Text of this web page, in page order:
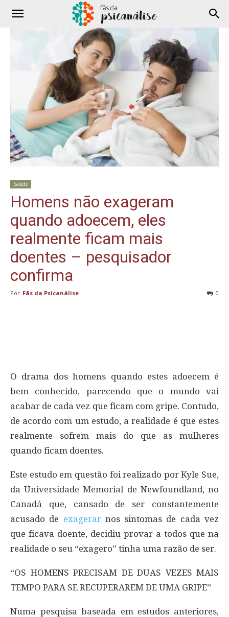
Saúde
Homens não exageram
quando adoecem, eles
realmente ficam mais
doentes – pesquisador
confirma
Por Fãs da Psicanálise - 0
O drama dos homens quando estes adoecem é
bem conhecido, parecendo que o mundo vai
acabar de cada vez que ficam com gripe. Contudo,
de acordo com um estudo, a realidade é que estes
realmente sofrem mais do que as mulheres
quando ficam doentes.
Este estudo em questão foi realizado por Kyle Sue,
da Universidade Memorial de Newfoundland, no
Canadá que, cansado de ser constantemente
acusado de exagerarnos sintomas de cada vez
que ficava doente, decidiu provar a todos que na
realidade o seu “exagero” tinha uma razão de ser.
“OS HOMENS PRECISAM DE DUAS VEZES MAIS
TEMPO PARA SE RECUPERAREM DE UMA GRIPE”
Numa pesquisa baseada em estudos anteriores,